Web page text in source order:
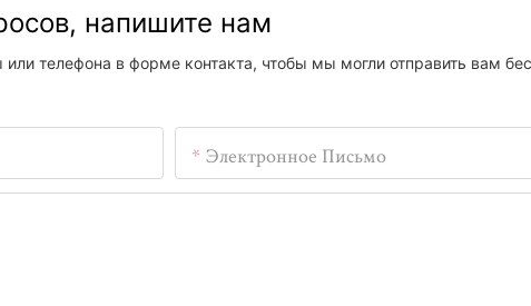
напишите нам
телефона в форме контакта, чтобы мы могли отправить вам
Электронное Письмо